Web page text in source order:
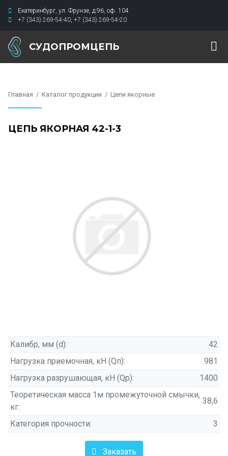
Екатеринбург, ул. Фрунзе, д.96, оф. 104
+7 (343) 269-54-40, +7 (343) 269-54-20
СУДОПРОМЦЕПЬ
Главная Каталог продукции Цепи якорные
ЦЕПЬ ЯКОРНАЯ 42-1-3
Калибр, мм (d):
42
Нагрузка приемочная, кН (Qп):
981
Нагрузка разрушающая, кН (Qр):
1400
Теоретическая масса 1м промежуточной смычки,
кг:
38,6
Категория прочности: 3
Заказать